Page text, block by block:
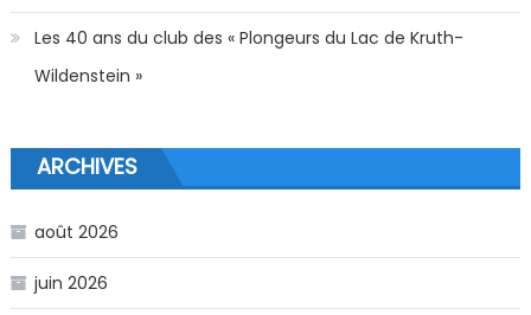
Les 40 ans du club des « Plongeurs du Lac de Kruth-
Wildenstein »
ARCHIVES
août 2026
juin 2026